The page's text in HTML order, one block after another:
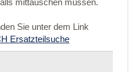
mittauschen müssen.
Sie unter dem Link
Ersatzteilsuche